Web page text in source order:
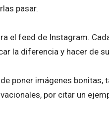
pasar.
el feed de Instagram.
la diferencia y hacer de
poner imágenes
por citar un